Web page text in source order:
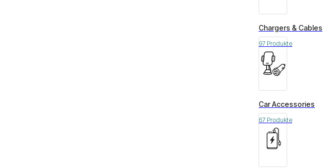
Chargers & Cables
97 Produkte
Car Accessories
67 Produkte